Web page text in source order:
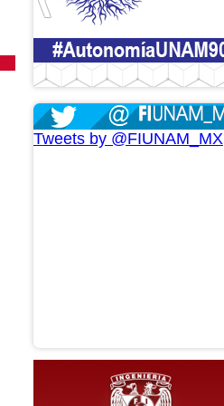
Tweets by @FIUNAM_MX